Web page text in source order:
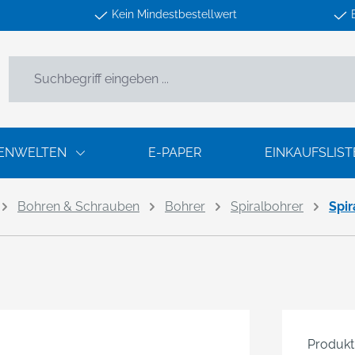
Kein Mindestbestellwert
E-PAPER
Bohren & Schrauben Bohrer Spiralbohrer